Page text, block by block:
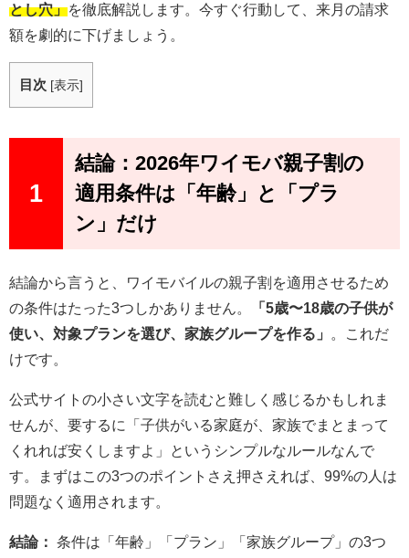
とし穴」を徹底解説します。今すぐ行動して、来月の請求
額を劇的に下げましょう。
目次 [表示]
1
結論：2026年ワイモバ親子割の
適用条件は「年齢」と「プラ
ン」だけ
結論から言うと、ワイモバイルの親子割を適用させるため
の条件はたった3つしかありません。
「5歳〜18歳の子供が
使い、対象プランを選び、家族グループを作る」
。これだ
けです。
公式サイトの小さい文字を読むと難しく感じるかもしれま
せんが、要するに「子供がいる家庭が、家族でまとまって
くれれば安くしますよ」というシンプルなルールなんで
す。まずはこの3つのポイントさえ押さえれば、99%の人は
問題なく適用されます。
結論：
条件は「年齢」「プラン」「家族グループ」の3つ